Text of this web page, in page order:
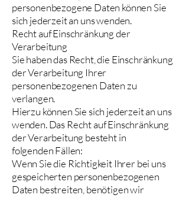
personenbezogene Daten können Sie
sich jederzeit an uns wenden.
Recht auf Einschränkung der
Verarbeitung
Sie haben das Recht, die Einschränkung
der Verarbeitung Ihrer
personenbezogenen Daten zu
verlangen.
Hierzu können Sie sich jederzeit an uns
wenden. Das Recht auf Einschränkung
der Verarbeitung besteht in
folgenden Fällen:
Wenn Sie die Richtigkeit Ihrer bei uns
gespeicherten personenbezogenen
Daten bestreiten, benötigen wir